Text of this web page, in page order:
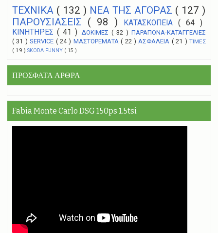
ΤΕΧΝΙΚΑ ( 132 ) NEA THΣ ΑΓΟΡΑΣ ( 127 )
ΠΑΡΟΥΣΙΑΣΕΙΣ ( 98 ) ΚΑΤΑΣΚΟΠΕΙΑ ( 64 )
ΚΙΝΗΤΗΡΕΣ( 41 ) ΔΟΚΙΜΕΣ ( 32 ) ΠΑΡΑΠΟΝΑ-ΚΑΤΑΓΓΕΛΙΕΣ
( 31 )SERVICE ( 24 ) ΜΑΣΤΟΡΕΜΑΤΑ( 22 )ΑΣΦΑΛΕΙΑ ( 21 )ΤΙΜΕΣ
( 19 ) SKODA FUNNY ( 15 )
ΠΡΟΣΦΑΤΑ ΑΡΘΡΑ
Fabia Monte Carlo DSG 150ps 1.5tsi